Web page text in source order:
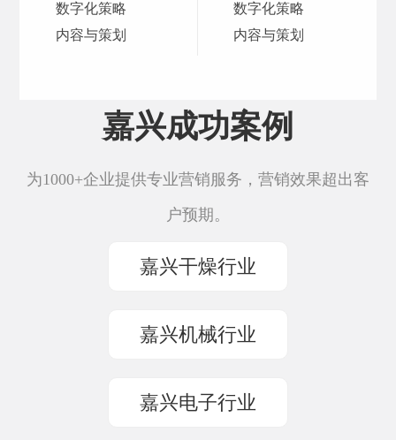
数字化策略
内容与策划
数字化策略
内容与策划
嘉兴成功案例
为1000+企业提供专业营销服务，营销效果超出客
户预期。
嘉兴干燥行业
嘉兴机械行业
嘉兴电子行业